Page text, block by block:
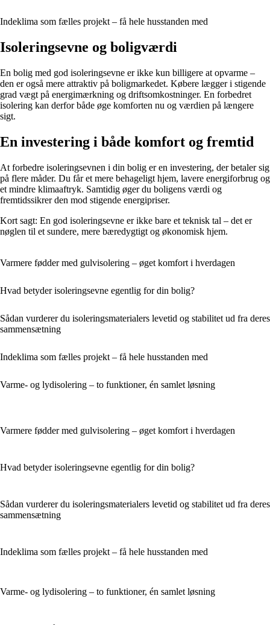
Indeklima som fælles projekt – få hele husstanden med
Isoleringsevne og boligværdi
En bolig med god isoleringsevne er ikke kun billigere at opvarme –
den er også mere attraktiv på boligmarkedet. Købere lægger i stigende
grad vægt på energimærkning og driftsomkostninger. En forbedret
isolering kan derfor både øge komforten nu og værdien på længere
sigt.
En investering i både komfort og fremtid
At forbedre isoleringsevnen i din bolig er en investering, der betaler sig
på flere måder. Du får et mere behageligt hjem, lavere energiforbrug og
et mindre klimaaftryk. Samtidig øger du boligens værdi og
fremtidssikrer den mod stigende energipriser.
Kort sagt: En god isoleringsevne er ikke bare et teknisk tal – det er
nøglen til et sundere, mere bæredygtigt og økonomisk hjem.
Varmere fødder med gulvisolering – øget komfort i hverdagen
Hvad betyder isoleringsevne egentlig for din bolig?
Sådan vurderer du isoleringsmaterialers levetid og stabilitet ud fra deres
sammensætning
Indeklima som fælles projekt – få hele husstanden med
Varme- og lydisolering – to funktioner, én samlet løsning
Varmere fødder med gulvisolering – øget komfort i hverdagen
Hvad betyder isoleringsevne egentlig for din bolig?
Sådan vurderer du isoleringsmaterialers levetid og stabilitet ud fra deres
sammensætning
Indeklima som fælles projekt – få hele husstanden med
Varme- og lydisolering – to funktioner, én samlet løsning